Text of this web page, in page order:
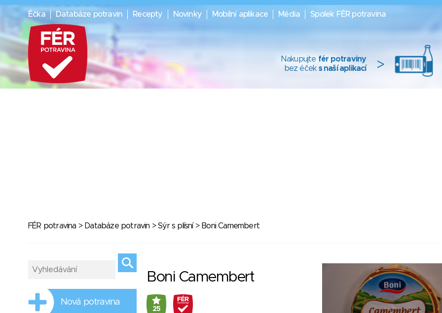
Éčka Databáze potravin Recepty Novinky Mobilní aplikace Média Spolek FÉR potravina
Nakupujte fér potraviny
bez éček s naší aplikací >
FÉR potravina > Databáze potravin >Sýr s plísní> Boni Camembert
Boni Camembert
25
Nová potravina